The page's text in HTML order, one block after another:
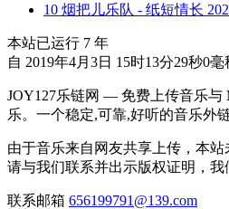
10 烟把儿乐队 - 纸短情长
本站已运行 7 年
自 2019年4月3日 15时13分29秒0毫
JOY127乐链网 — 免费上传音乐与
乐。一个稳定,可靠,好听的音乐外
由于音乐来自网友共享上传，本站
请与我们联系并出示版权证明，我
联系邮箱 656199791@139.com